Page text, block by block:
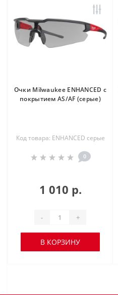
Очки Milwaukee ENHANCED с
покрытием AS/AF (серые)
Код товара: ENHANCED серые
0
1 010 р.
- +
В КОРЗИНУ